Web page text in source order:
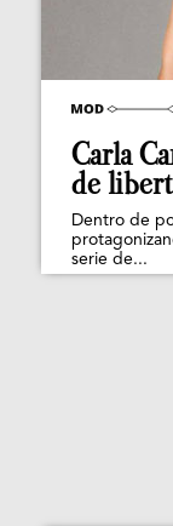
Carla
de
Dentro de
serie de...